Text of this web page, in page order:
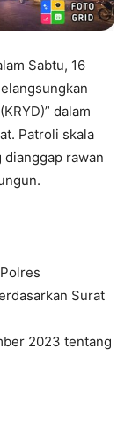
Sabtu, 16
dalam
Patroli skala
rawan
Surat
2023 tentang